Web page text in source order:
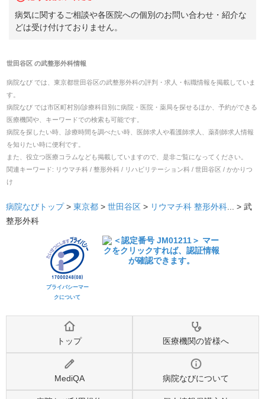
病気に関するご相談や各医院への個別のお問い合わせ・紹介な
どは受け付けておりません。
世田谷区の武整形外科情報
病院なび では、 東京都世田谷区の武整形外科の評判・求人・転職情報を掲載していま
す。
病院なび では市区町村別/診療科目別に病院・医院・薬局を探せるほか、予約ができる
医療機関や、キーワードでの検索も可能です。
病院を探したい時、診療時間を調べたい時、医師求人や看護師求人、薬剤師求人情報
を知りたい時に便利です。
また、役立つ医療コラムなども掲載していますので、是非ご覧になってください。
関連キーワード: リウマチ科 / 整形外科 / リハビリテーション科 / 世田谷区 / かかりつ
け
病院なびトップ > 東京都 > 世田谷区 > リウマチ科 整形外科... > 武
整形外科
プライバシーマー
クについて
トップ 医療機関の皆様へ
MediQA 病院なびについて